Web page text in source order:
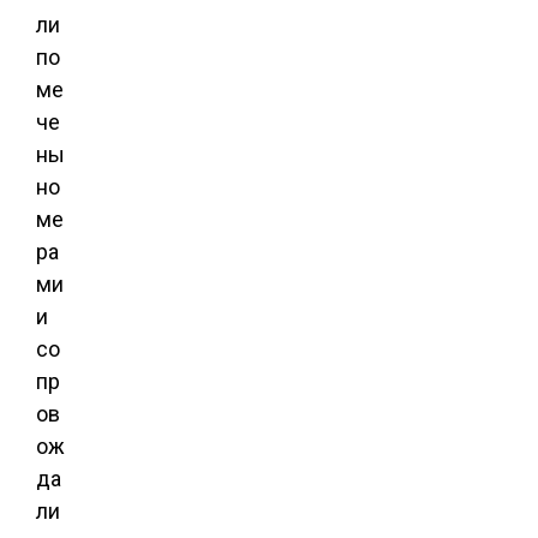
ли
по
ме
че
ны
но
ме
ра
ми
и
со
пр
ов
ож
да
ли